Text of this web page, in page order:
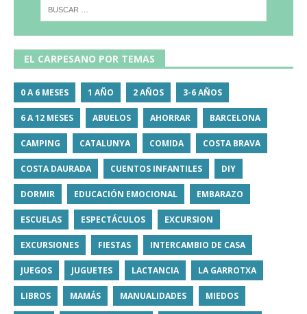
EL CARPESANO POR TEMAS
0 A 6 MESES 1 AÑO 2 AÑOS 3-6 AÑOS
6 A 12 MESES ABUELOS AHORRAR BARCELONA
CAMPING CATALUNYA COMIDA COSTA BRAVA
COSTA DAURADA CUENTOS INFANTILES DIY
DORMIR EDUCACIÓN EMOCIONAL EMBARAZO
ESCUELAS ESPECTÁCULOS EXCURSION
EXCURSIONES FIESTAS INTERCAMBIO DE CASA
JUEGOS JUGUETES LACTANCIA LA GARROTXA
LIBROS MAMÁS MANUALIDADES MIEDOS